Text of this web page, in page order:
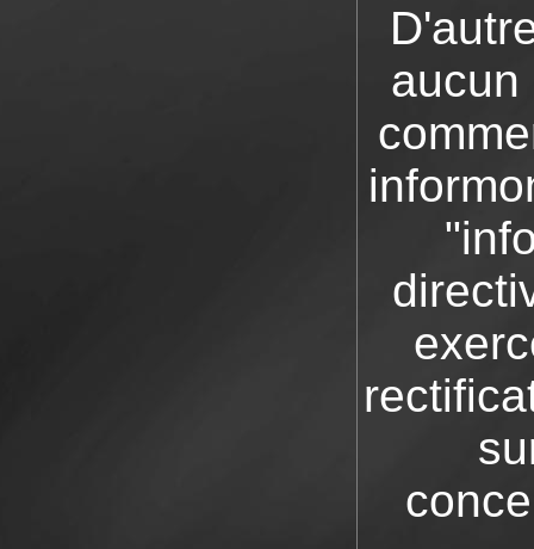
aucun